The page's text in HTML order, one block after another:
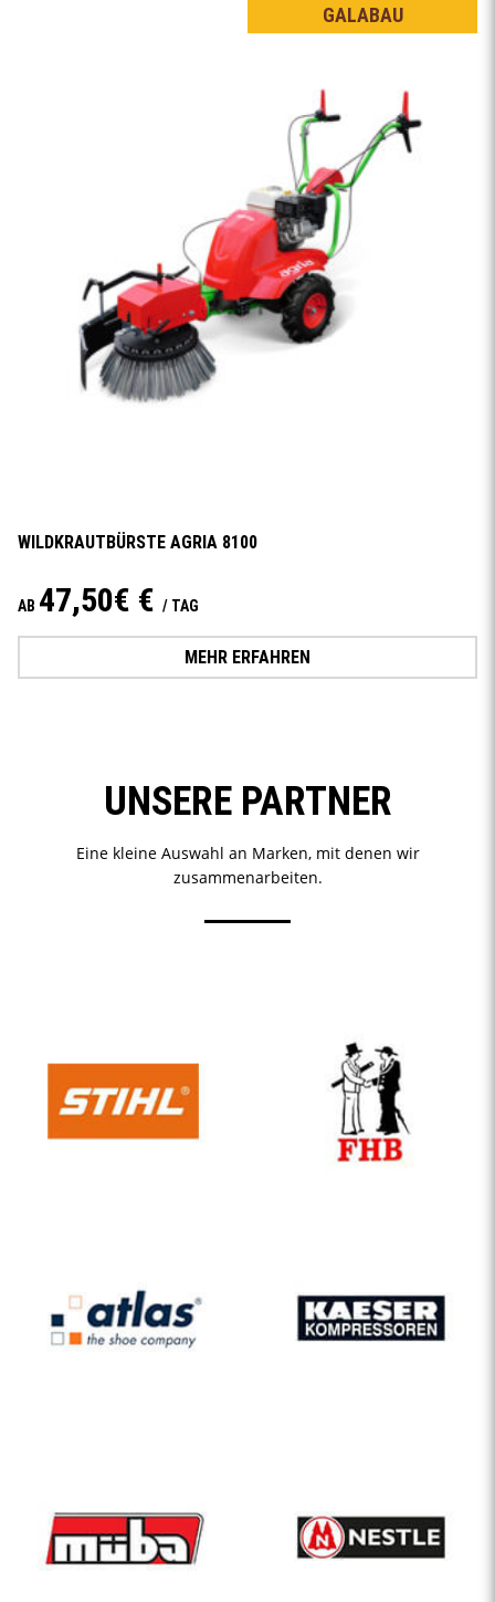
GALABAU
WILDKRAUTBÜRSTE AGRIA 8100
AB 47,50€ € / TAG
MEHR ERFAHREN
UNSERE PARTNER
Eine kleine Auswahl an Marken, mit denen wir
zusammenarbeiten.